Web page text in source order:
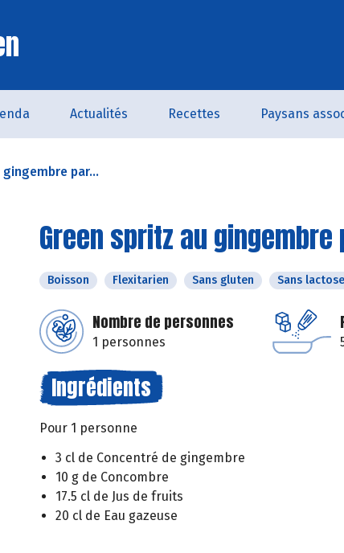
Actualités Recettes Paysans
par...
Green spritz au gingembre
Boisson Flexitarien Sans gluten Sans lactose
Nombre de personnes
1 personnes
Ingrédients
Pour 1 personne
3 cl de Concentré de gingembre
10 g de Concombre
17.5 cl de Jus de fruits
20 cl de Eau gazeuse